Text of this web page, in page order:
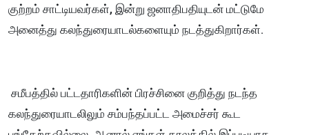
குற்றம் சாட்டியவர்கள், இன்று ஜனாதிபதியுடன் மட்டுமே
அனைத்து கலந்துரையாடல்களையும் நடத்துகிறார்கள்.
சமீபத்தில் பட்டதாரிகளின் பிரச்சினை குறித்து நடந்த
கலந்துரையாடலிலும் சம்பந்தப்பட்ட அமைச்சர் கூட